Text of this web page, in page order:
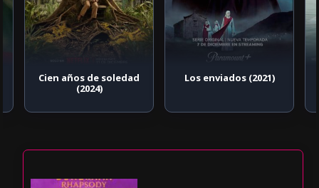
Cien años de soledad
(2024)
Los enviados (2021)